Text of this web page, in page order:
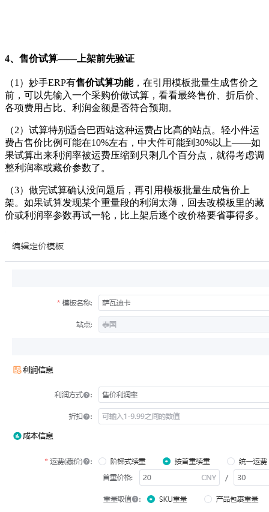
4、售价试算——上架前先验证
（1）妙手ERP有售价试算功能，在引用模板批量生成售价之
前，可以先输入一个采购价做试算，看看最终售价、折后价、
各项费用占比、利润金额是否符合预期。
（2）试算特别适合巴西站这种运费占比高的站点。轻小件运
费占售价比例可能在10%左右，中大件可能到30%以上——如
果试算出来利润率被运费压缩到只剩几个百分点，就得考虑调
整利润率或藏价参数了。
（3）做完试算确认没问题后，再引用模板批量生成售价上
架。如果试算发现某个重量段的利润太薄，回去改模板里的藏
价或利润率参数再试一轮，比上架后逐个改价格要省事得多。